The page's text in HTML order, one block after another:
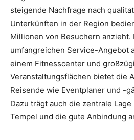
steigende Nachfrage nach
Unterkünften in der Region
Millionen von Besuchern anzieht.
umfangreichen Service-Angebot
einem Fitnesscenter und
Veranstaltungsflächen bietet die
Reisende wie Eventplaner und -
Dazu trägt auch die zentrale
Tempel und die gute Anbindung